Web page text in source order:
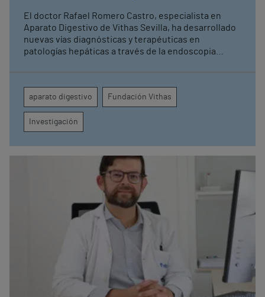
El doctor Rafael Romero Castro, especialista en
Aparato Digestivo de Vithas Sevilla, ha desarrollado
nuevas vías diagnósticas y terapéuticas en
patologías hepáticas a través de la endoscopia
endohepatología, que reúne diversos
procedimientos endoscópicos avanzados aplicados
a los pacientes con enfermedades hepáticas
aparato digestivo Fundación Vithas
Investigación